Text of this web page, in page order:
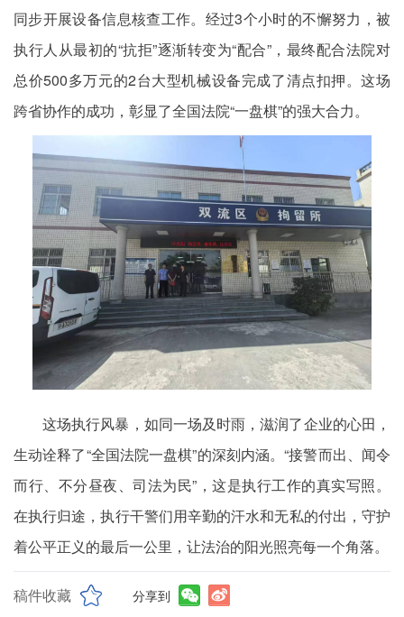
同步开展设备信息核查工作。经过3个小时的不懈努力，被
执行人从最初的“抗拒”逐渐转变为“配合”，最终配合法院对
总价500多万元的2台大型机械设备完成了清点扣押。这场
跨省协作的成功，彰显了全国法院“一盘棋”的强大合力。
这场执行风暴，如同一场及时雨，滋润了企业的心田，
生动诠释了“全国法院一盘棋”的深刻内涵。“接警而出、闻令
而行、不分昼夜、司法为民”，这是执行工作的真实写照。
在执行归途，执行干警们用辛勤的汗水和无私的付出，守护
着公平正义的最后一公里，让法治的阳光照亮每一个角落。
稿件收藏 分享到